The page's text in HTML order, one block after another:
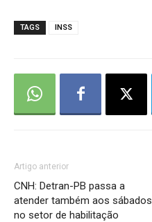
TAGS INSS
Artigo anterior
CNH: Detran-PB passa a
atender também aos sábados
no setor de habilitação